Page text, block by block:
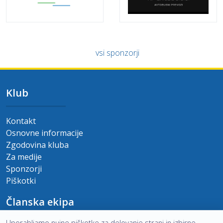
vsi sponzorji
Klub
Kontakt
Osnovne informacije
Zgodovina kluba
Za medije
Sponzorji
Piškotki
Članska ekipa